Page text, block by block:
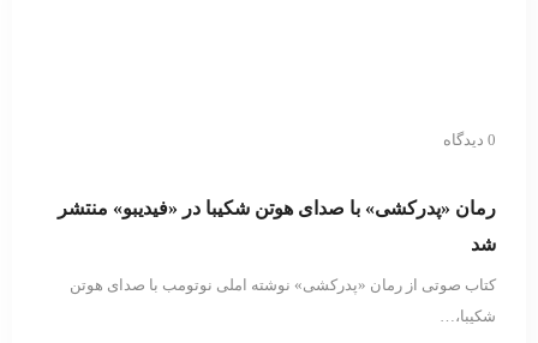
0 دیدگاه
رمان «پدرکشی» با صدای هوتن شکیبا در «فیدیبو» منتشر
شد
کتاب صوتی از رمان «پدرکشی» نوشته املی نوتومب با صدای هوتن
شکیبا،…